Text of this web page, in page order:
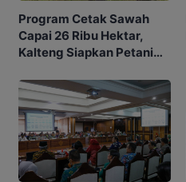
Program Cetak Sawah
Capai 26 Ribu Hektar,
Kalteng Siapkan Petani